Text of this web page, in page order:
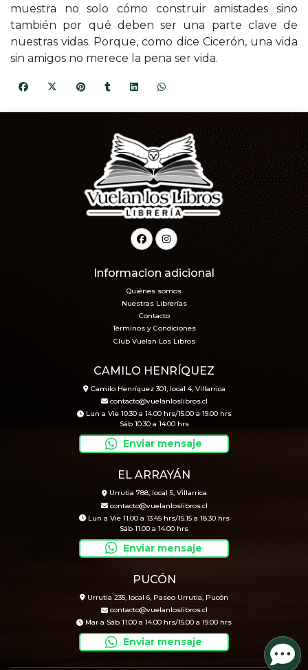
muestra no solo cómo construir amistades sino
también por qué deben ser una parte clave de
nuestras vidas. Porque, como dice Cicerón, una vida
sin amigos no merece la pena ser vida.
Informacion adicional
Quiénes somos
Nuestras Librerías
Contacto
Términos y Condiciones
Club Vuelan Los Libros
CAMILO HENRÍQUEZ
Camilo Henríquez 301, local 4, Villarrica
contacto@vuelanloslibros.cl
Lun a Vie 10.30 a 14.00 hrs/15.00 a 19.00 hrs
Sáb 10.30 a 14.00 hrs
Enviar mensaje
EL ARRAYÁN
Urrutia 788, local 5, Villarrica
contacto@vuelanloslibros.cl
Lun a Vie 11.00 a 13.45 hrs/15.15 a 18.30 hrs
Sáb 11.00 a 14.00 hrs
Enviar mensaje
PUCÓN
Urrutia 235, local 6, Paseo Urrutia, Pucón
contacto@vuelanloslibros.cl
Mar a Sáb 11.00 a 14.00 hrs/15.00 a 19.00 hrs
Enviar mensaje